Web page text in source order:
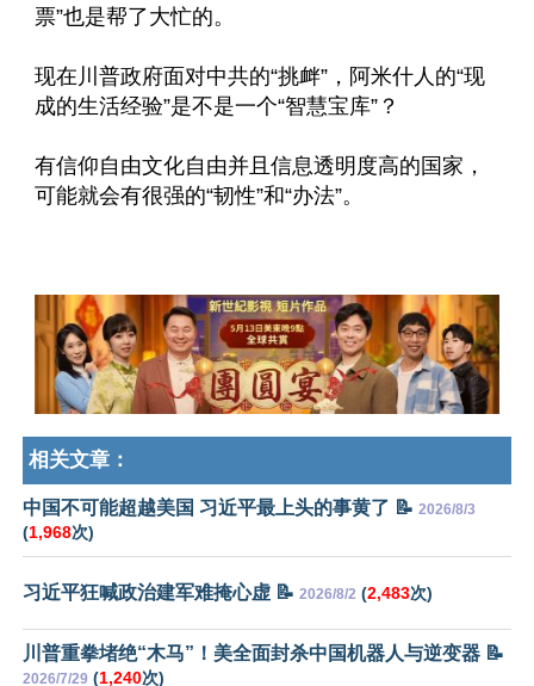
票”也是帮了大忙的。
现在川普政府面对中共的“挑衅”，阿米什人的“现
成的生活经验”是不是一个“智慧宝库”？
有信仰自由文化自由并且信息透明度高的国家，
可能就会有很强的“韧性”和“办法”。
相关文章：
中国不可能超越美国 习近平最上头的事黄了 📝 2026/8/3
(1,968次)
习近平狂喊政治建军难掩心虚 📝 2026/8/2 (2,483次)
川普重拳堵绝“木马”！美全面封杀中国机器人与逆变器 📝
2026/7/29 (1,240次)